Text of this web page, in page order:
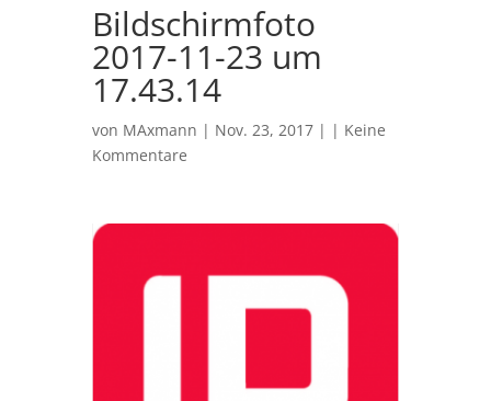
Bildschirmfoto
2017-11-23 um
17.43.14
von MAxmann | Nov. 23, 2017 | | Keine
Kommentare